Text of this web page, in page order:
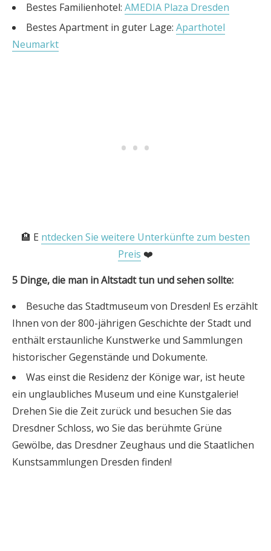
Bestes Familienhotel: AMEDIA Plaza Dresden
Bestes Apartment in guter Lage: Aparthotel
Neumarkt
🏨 E ntdecken Sie weitere Unterkünfte zum besten
Preis ❤️
5 Dinge, die man in Altstadt tun und sehen sollte:
Besuche das Stadtmuseum von Dresden! Es erzählt
Ihnen von der 800-jährigen Geschichte der Stadt und
enthält erstaunliche Kunstwerke und Sammlungen
historischer Gegenstände und Dokumente.
Was einst die Residenz der Könige war, ist heute
ein unglaubliches Museum und eine Kunstgalerie!
Drehen Sie die Zeit zurück und besuchen Sie das
Dresdner Schloss, wo Sie das berühmte Grüne
Gewölbe, das Dresdner Zeughaus und die Staatlichen
Kunstsammlungen Dresden finden!